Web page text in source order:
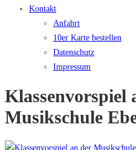
Kontakt
Anfahrt
10er Karte bestellen
Datenschutz
Impressum
Klassenvorspiel
Musikschule